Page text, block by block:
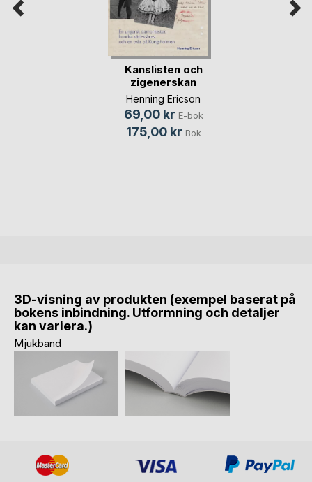
Kanslisten och
zigenerskan
Henning Ericson
69,00 kr E-bok
175,00 kr Bok
3D-visning av produkten (exempel baserat på
bokens inbindning. Utformning och detaljer
kan variera.)
Mjukband